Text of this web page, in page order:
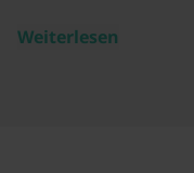
Weiterlesen